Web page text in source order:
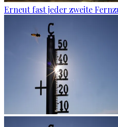
Erneut fast jeder zweite